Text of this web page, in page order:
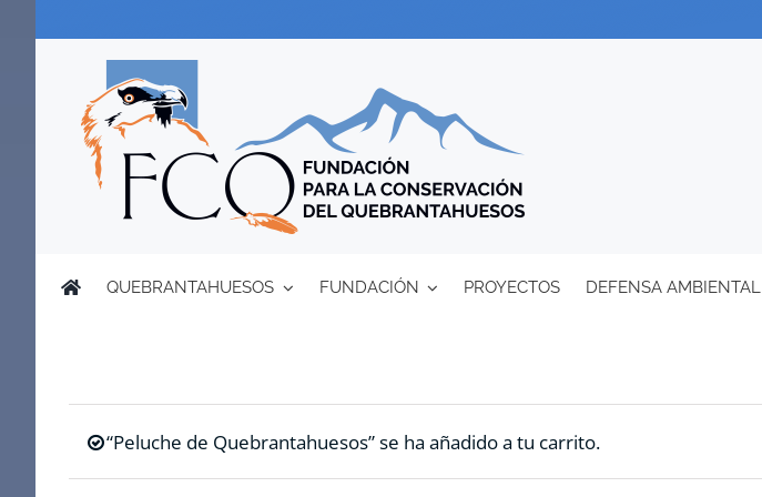
QUEBRANTAHUESOS FUNDACIÓN PROYECTOS DEFENSA AMBIENTAL
“Peluche de Quebrantahuesos” se ha añadido a tu carrito.